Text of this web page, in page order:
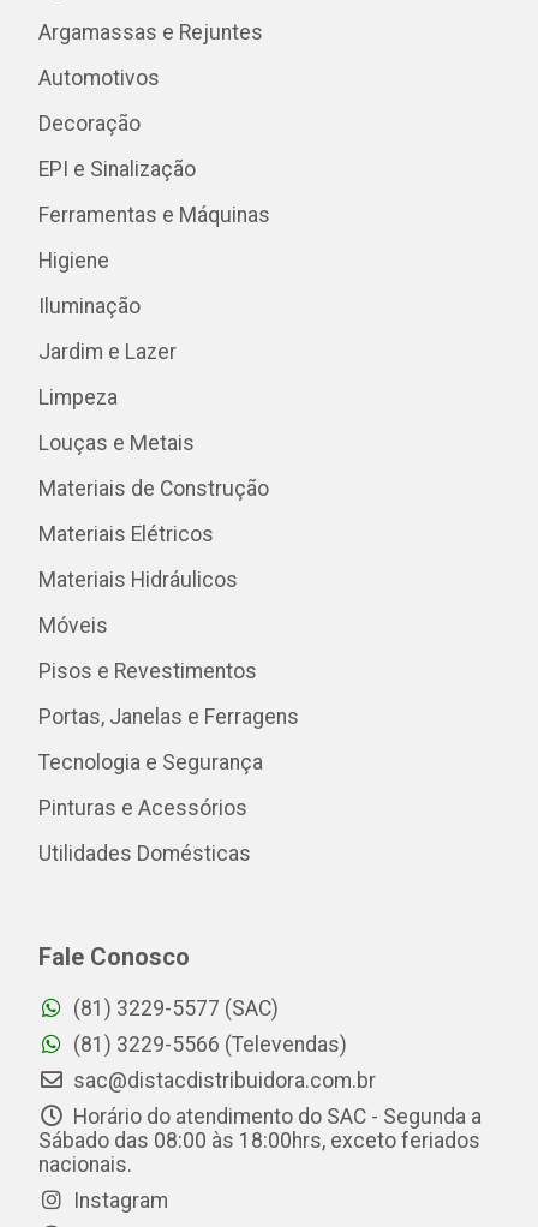
Argamassas e Rejuntes
Automotivos
Decoração
EPI e Sinalização
Ferramentas e Máquinas
Higiene
Iluminação
Jardim e Lazer
Limpeza
Louças e Metais
Materiais de Construção
Materiais Elétricos
Materiais Hidráulicos
Móveis
Pisos e Revestimentos
Portas, Janelas e Ferragens
Tecnologia e Segurança
Pinturas e Acessórios
Utilidades Domésticas
Fale Conosco
(81) 3229-5577 (SAC)
(81) 3229-5566 (Televendas)
sac@distacdistribuidora.com.br
Horário do atendimento do SAC - Segunda a
Sábado das 08:00 às 18:00hrs, exceto feriados
nacionais.
Instagram